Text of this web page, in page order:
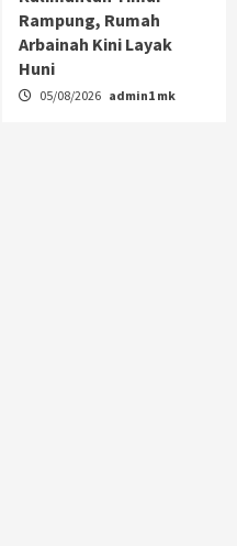
Rampung, Rumah
Arbainah Kini Layak
Huni
05/08/2026 admin1 mk